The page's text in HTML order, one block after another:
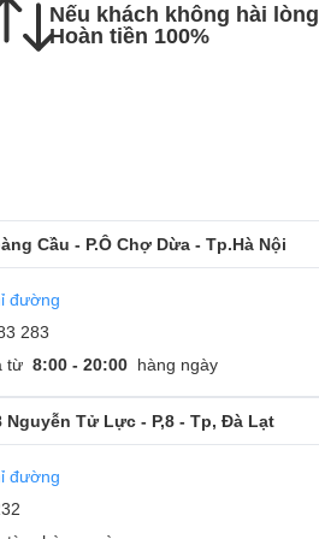
tra lại màn hình mới
Nếu khách không hài lòng
Hoàn tiền 100%
Cầu - P.Ô Chợ Dừa - Tp.Hà Nội
đường
283
từ 8:00 - 20:00 hàng ngày
Nguyễn Tử Lực - P,8 - Tp, Đà Lạt
đường